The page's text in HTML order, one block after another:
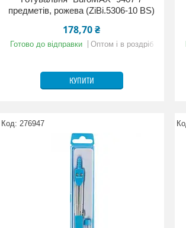
предметів, рожева (ZiBi.5306-10 BS)
178,70 ₴
Готово до відправки Оптом і в роздріб
КУПИТИ
276947